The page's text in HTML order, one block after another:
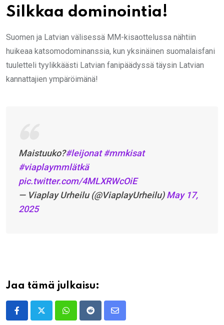
Silkkaa dominointia!
Suomen ja Latvian välisessä MM-kisaottelussa nähtiin
huikeaa katsomodominanssia, kun yksinäinen suomalaisfani
tuuletteli tyylikkäästi Latvian fanipäädyssä täysin Latvian
kannattajien ympäröimänä!
Maistuuko?#leijonat #mmkisat
#viaplaymmlätkä
pic.twitter.com/4MLXRWcOiE
— Viaplay Urheilu (@ViaplayUrheilu)May 17,
2025
Jaa tämä julkaisu:
WhatsappRedditShare